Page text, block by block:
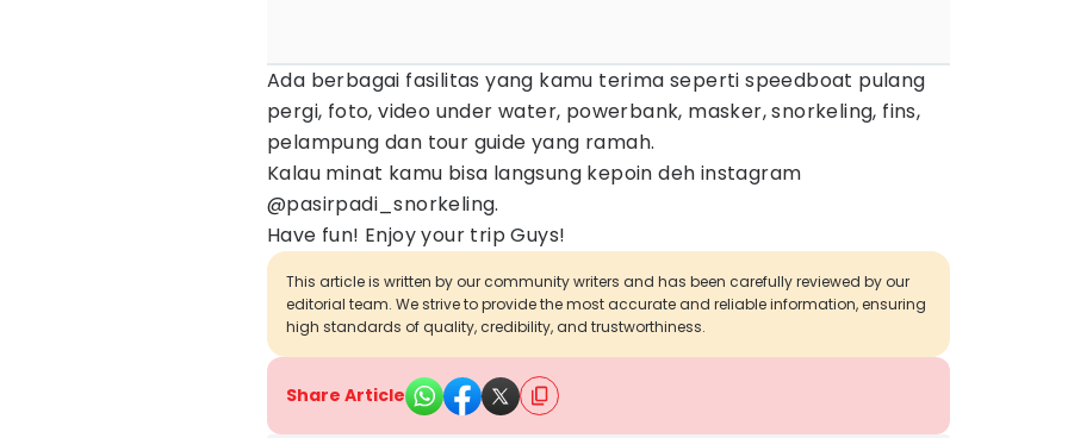
Ada berbagai fasilitas yang kamu terima seperti speedboat pulang
pergi, foto, video under water, powerbank, masker, snorkeling, fins,
pelampung dan tour guide yang ramah.
Kalau minat kamu bisa langsung kepoin deh instagram
@pasirpadi_snorkeling.
Have fun! Enjoy your trip Guys!
This article is written by our community writers and has been carefully reviewed by our
editorial team. We strive to provide the most accurate and reliable information, ensuring
high standards of quality, credibility, and trustworthiness.
Share Article